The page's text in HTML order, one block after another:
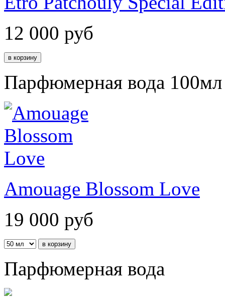
12 000 руб
Парфюмерная вода 100мл
Amouage Blossom Love
19 000 руб
Парфюмерная вода